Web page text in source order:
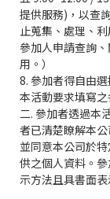
提供服務)，以查
止蒐集、處理、
參加人申請查詢
用。）
8. 參加者得自由
本活動要求填寫
二. 參加者透過本
者已清楚瞭解本
並同意本公司於
供之個人資料。
示方法且具書面表